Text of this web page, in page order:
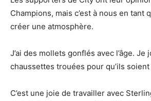
Champions, mais c’est à nous en tant
créer une atmosphère.
J’ai des mollets gonflés avec l’âge. Je
chaussettes trouées pour qu’ils
C’est une joie de travailler avec